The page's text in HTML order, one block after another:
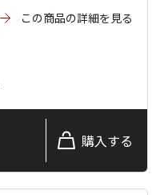
この商品の詳細を見る
購入する